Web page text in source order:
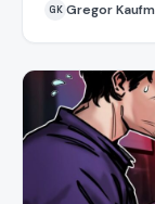
GK Gregor